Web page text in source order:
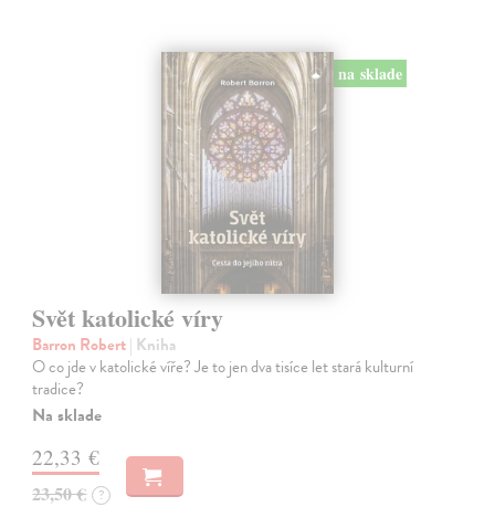
na sklade
Svět katolické víry
Barron Robert| Kniha
O co jde v katolické víře? Je to jen dva tisíce let stará kulturní
tradice?
Na sklade
22,33 €
23,50 € ?